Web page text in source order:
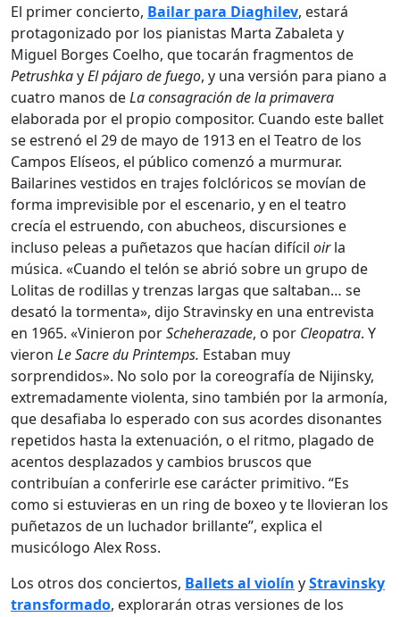
El primer concierto, Bailar para Diaghilev, estará
protagonizado por los pianistas Marta Zabaleta y
Miguel Borges Coelho, que tocarán fragmentos de
PetrushkayEl pájaro de fuego, y una versión para piano a
cuatro manos deLa consagración de la primavera
elaborada por el propio compositor. Cuando este ballet
se estrenó el 29 de mayo de 1913 en el Teatro de los
Campos Elíseos, el público comenzó a murmurar.
Bailarines vestidos en trajes folclóricos se movían de
forma imprevisible por el escenario, y en el teatro
crecía el estruendo, con abucheos, discursiones e
incluso peleas a puñetazos que hacían difícil oirla
música. «Cuando el telón se abrió sobre un grupo de
Lolitas de rodillas y trenzas largas que saltaban… se
desató la tormenta», dijo Stravinsky en una entrevista
en 1965. «Vinieron porScheherazade, o por Cleopatra. Y
vieron Le Sacre du Printemps. Estaban muy
sorprendidos». No solo por la coreografía de Nijinsky,
extremadamente violenta, sino también por la armonía,
que desafiaba lo esperado con sus acordes disonantes
repetidos hasta la extenuación, o el ritmo, plagado de
acentos desplazados y cambios bruscos que
contribuían a conferirle ese carácter primitivo. “Es
como si estuvieras en un ring de boxeo y te llovieran los
puñetazos de un luchador brillante”, explica el
musicólogo Alex Ross.
Los otros dos conciertos, Ballets al violín yStravinsky
transformado, explorarán otras versiones de los